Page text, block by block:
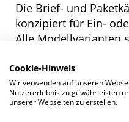
Die Brief- und
konzipiert für Ein-
Alle Modellvarianten
Paketkasten, mit
sowie mit oder ohne
verfügbar.
hinten. Bestehend
Cookie-Hinweis
Wir verwenden auf unseren
Nutzererlebnis zu gewährleisten
unserer Webseiten zu erstellen.